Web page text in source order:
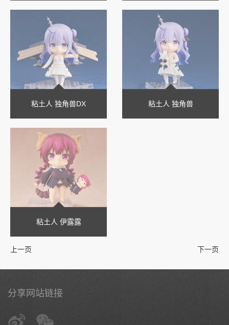
粘土人 独角兽DX 粘土人 独角兽
粘土人 伊露露
上一页 下一页
分享网站链接